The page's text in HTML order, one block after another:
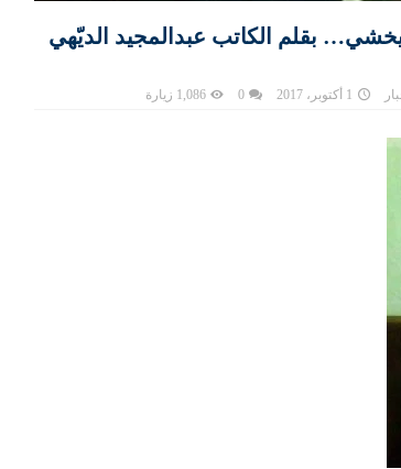
بقلم الكاتب عبدالمجيد الديّهي
1 أكتوبر، 2017 0 1,086 زيارة